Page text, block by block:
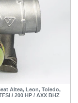
Altea, Leon, Toledo,
/ 200 HP / AXX BHZ